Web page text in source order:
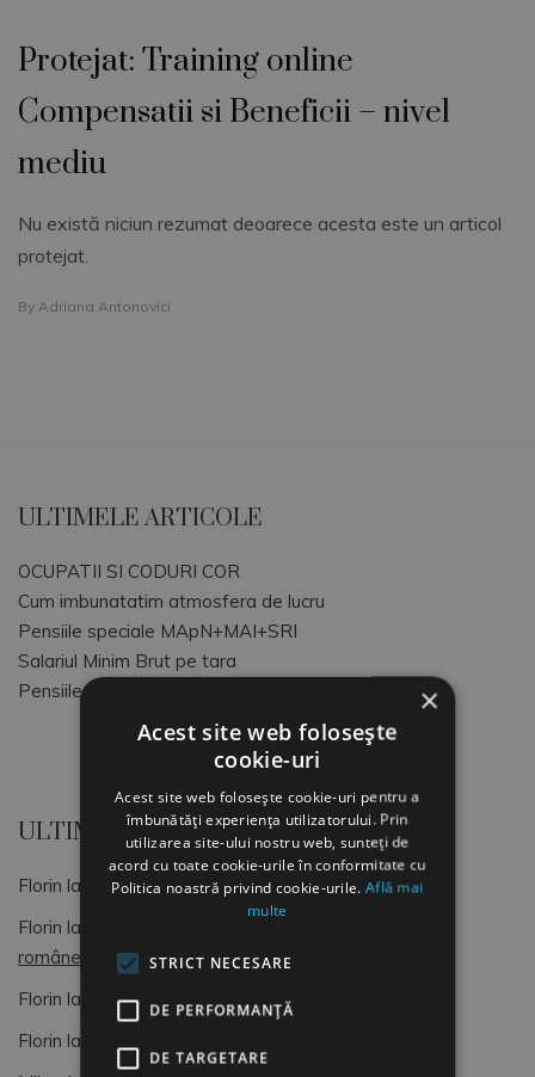
Protejat: Training online
Compensatii si Beneficii – nivel
mediu
Nu există niciun rezumat deoarece acesta este un articol
protejat.
By Adriana Antonovici
ULTIMELE ARTICOLE
OCUPATII SI CODURI COR
Cum imbunatatim atmosfera de lucru
Pensiile speciale MApN+MAI+SRI
Salariul Minim Brut pe tara
Pensiile speciale ale magistratilor
ULTIMELE COMENTARII
Florin la
OCUPATII SI CODURI COR
Florin la
românească (4)
Florin la
OCUPATII SI CODURI COR
Florin la
×
Acest site web folosește
cookie-uri
Acest site web folosește cookie-uri pentru a
îmbunătăți experiența utilizatorului. Prin
utilizarea site-ului nostru web, sunteți de
acord cu toate cookie-urile în conformitate cu
Politica noastră privind cookie-urile.Află mai
multe
STRICT NECESARE
DE PERFORMANȚĂ
DE TARGETARE